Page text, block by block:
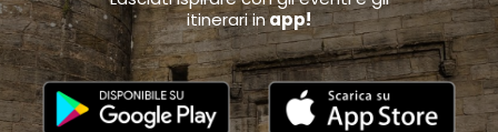
itinerari inapp!